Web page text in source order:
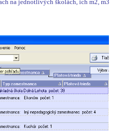
na jednotlivých školách, ich m2, m3